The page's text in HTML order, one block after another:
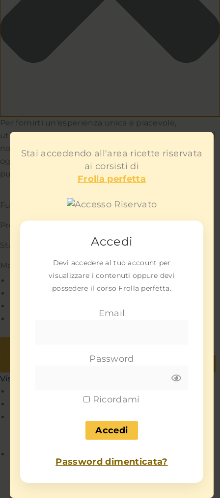
Per fornirti un'esperienza unica e piacevole,
utilizziamo i cookie per capire e aiutarci a migliorare il
nostro sito e servizio. Teniamo a cuore la privacy di
ogni utente e non ti mostreremo contenuti
pubblicitari fastidiosi.
Funzionale Sempre attivo
Preferenze
Statistiche
Marketing
Gestisci opzioni
Gestisci servizi
Per saperne di più su questi scopi
Visualizza le preferenze
Visualizza le preferenze
Stai accedendo all'area ricette riservata
ai corsisti di
Frolla perfetta
Accedi
Devi accedere al tuo account per
visualizzare i contenuti oppure devi
possedere il corso Frolla perfetta.
Email
Password
Ricordami
Password dimenticata?